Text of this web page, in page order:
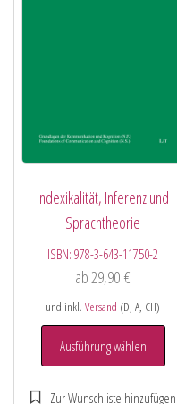
Indexikalität, Inferenz und
Sprachtheorie
ISBN:978-3-643-11750-2
ab29,90€
und inkl.Versand (D, A, CH)
Ausführung wählen